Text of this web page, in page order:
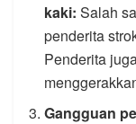
kaki: Salah
penderita
Penderita
Gangguan